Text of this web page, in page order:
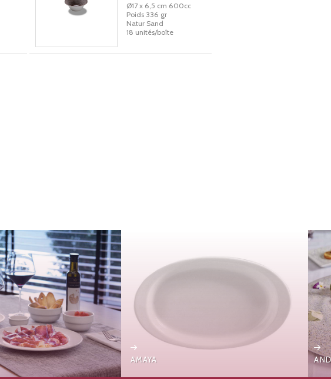
Ø17 x 6,5 cm 600cc
Poids 336 gr
Natur Sand
18 unités/boîte
AMAYA